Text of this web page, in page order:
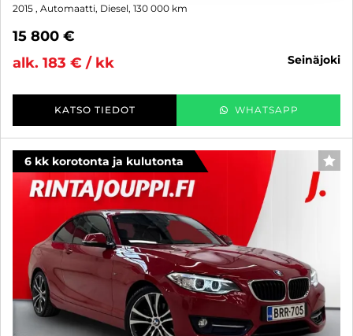
2015 , Automaatti, Diesel, 130 000 km
15 800 €
alk. 183 € / kk
seinäjoki
KATSO TIEDOT WHATSAPP
6 kk korotonta ja kulutonta